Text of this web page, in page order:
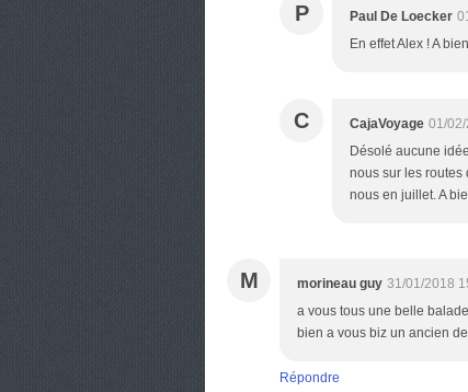
P Paul De Loecker
En effet Alex ! A
C CajaVoyage 01/
Désolé aucune
nous sur les routes
nous en juillet. A
M morineau guy 31/01/2018
a vous tous une belle
bien a vous biz un ancien
Répondre